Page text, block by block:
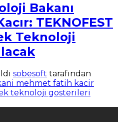
Bakanı
TEKNOFEST
Teknoloji
sobesoft tarafından